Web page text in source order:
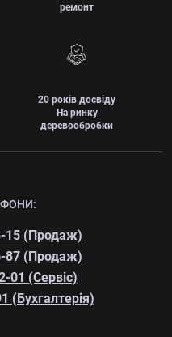
ремонт
20 років досвіду
На ринку
деревообробки
15 (Продаж)
87 (Продаж)
01 (Сервіс)
(Бухгалтерія)